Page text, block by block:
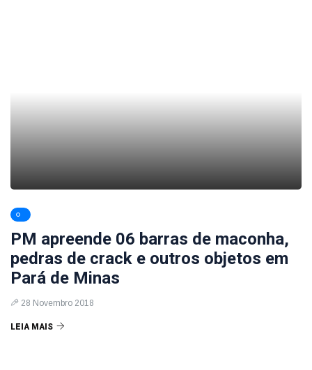
PM apreende 06 barras de maconha,
pedras de crack e outros objetos em
Pará de Minas
28 Novembro 2018
LEIA MAIS